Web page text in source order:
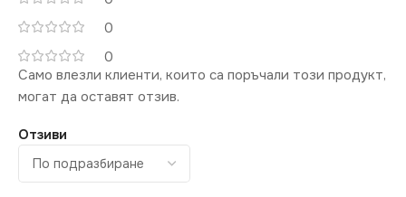
220V
МОЩНОСТ (W)
ЕНЕРГИЕН КЛАС
СВЕТЛИНЕН ПОТОК
(LM)
0
0
Отзиви
Само влезли клиенти, които са поръчали този продукт,
могат да оставят отзив.